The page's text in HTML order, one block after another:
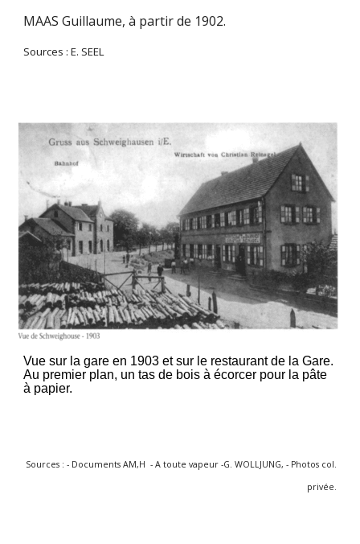
MAAS Guillaume, à partir de 1902.
Sources : E. SEEL
Vue sur la gare en 1903 et sur le restaurant de la Gare.
Au premier plan, un tas de bois à écorcer pour la pâte
à papier.
Sources : - Documents AM,H - A toute vapeur -G. WOLLJUNG, - Photos col.
privée.